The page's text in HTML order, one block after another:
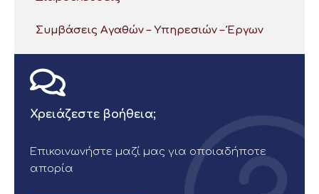
Συμβάσεις Αγαθών – Υπηρεσιών – Έργων
Χρειάζεστε βοήθεια;
Επικοινωνήστε μαζί μας για οποιαδήποτε
απορία